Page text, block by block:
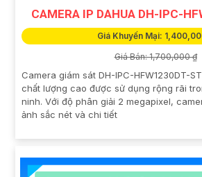
CAMERA IP DAHUA DH-IPC-
Giá Khuyến Mại:
Giá Bán: 1,700,000 ₫
Camera giám sát DH-IPC-HFW1230DT-
chất lượng cao được sử dụng rộng rãi
ninh. Với độ phân giải 2 megapixel,
ảnh sắc nét và chi tiết